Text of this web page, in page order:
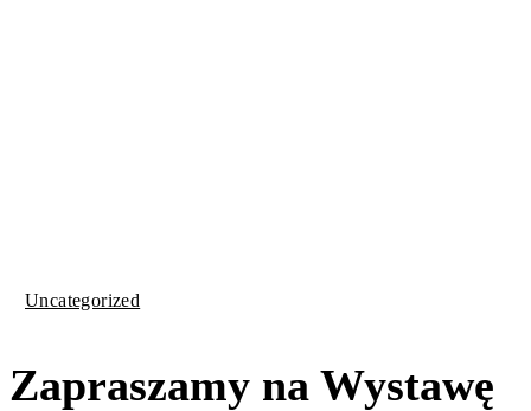
Uncategorized
Zapraszamy na Wystawę